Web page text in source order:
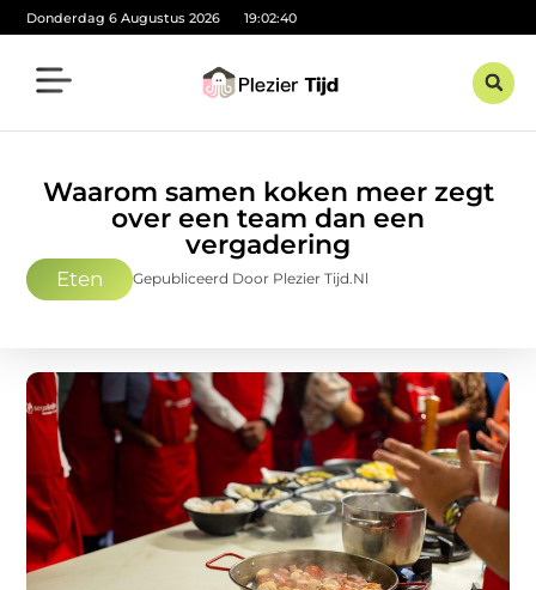
Donderdag 6 Augustus 2026 19:02:41
Waarom samen koken meer zegt
over een team dan een
vergadering
Eten Gepubliceerd Door Plezier Tijd.nl